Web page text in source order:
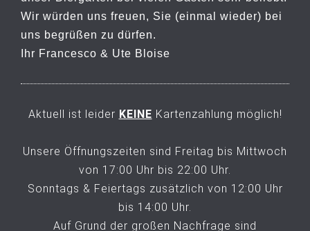
Wir würden uns freuen, Sie (einmal wieder) bei
uns begrüßen zu dürfen.
Ihr Francesco & Ute Bloise
Aktuell ist leider KEINE Kartenzahlung möglich!
Unsere Öffnungszeiten sind Freitag bis Mittwoch
von 17:00 Uhr bis 22:00 Uhr.
Sonntags & Feiertags zusätzlich von 12:00 Uhr
bis 14:00 Uhr.
Auf Grund der großen Nachfrage sind